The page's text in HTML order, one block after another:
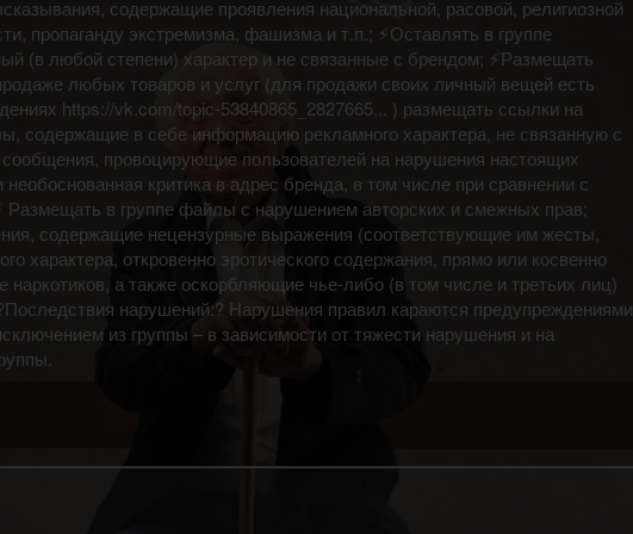
содержащие проявления национальной, расовой, религиозной
пропаганду экстремизма, фашизма и т.п.; ⚡Оставлять в группе
(в любой степени) характер и не связанные с брендом; ⚡Размещать
любых товаров и услуг (для продажи своих личный вещей есть
https://vk.com/topic-53840865_2827665... ) размещать ссылки на
содержащие в себе информацию рекламного характера, не связанную с
провоцирующие пользователей на нарушения настоящих
необоснованная критика в адрес бренда, в том числе при сравнении с
Размещать в группе файлы с нарушением авторских и смежных прав;
содержащие нецензурные выражения (соответствующие им жесты,
характера, откровенно эротического содержания, прямо или косвенно
а также оскорбляющие чье-либо (в том числе и третьих лиц)
нарушений:? Нарушения правил караются предупреждениями,
из группы – в зависимости от тяжести нарушения и на